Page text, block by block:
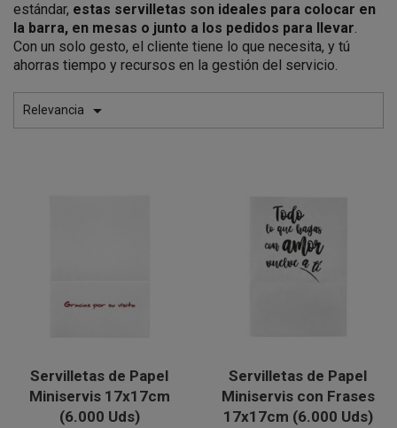
estándar, estas servilletas son ideales para colocar en
la barra, en mesas o junto a los pedidos para llevar.
Con un solo gesto, el cliente tiene lo que necesita, y tú
ahorras tiempo y recursos en la gestión del servicio.
Relevancia 
Servilletas de Papel
Miniservis 17x17cm
(6.000 Uds)
Servilletas de Papel
Miniservis con Frases
17x17cm (6.000 Uds)